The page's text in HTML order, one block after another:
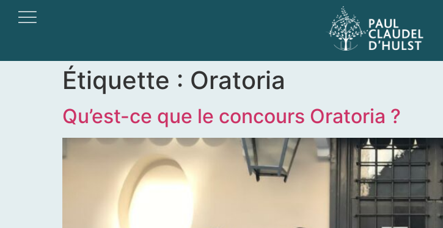
Étiquette : Oratoria
Qu’est-ce que le concours Oratoria ?